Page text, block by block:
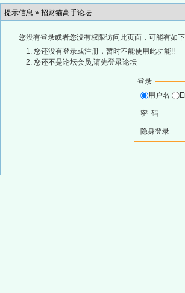
提示信息 » 招财猫高手论坛
您没有登录或者您没有权限访问此页面，可能有如
您还没有登录或注册，暂时不能使用此功能!!
您还不是论坛会员,请先登录论坛
登录
用户名
密 码
隐身登录